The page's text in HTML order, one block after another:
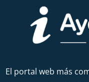
El portal web más